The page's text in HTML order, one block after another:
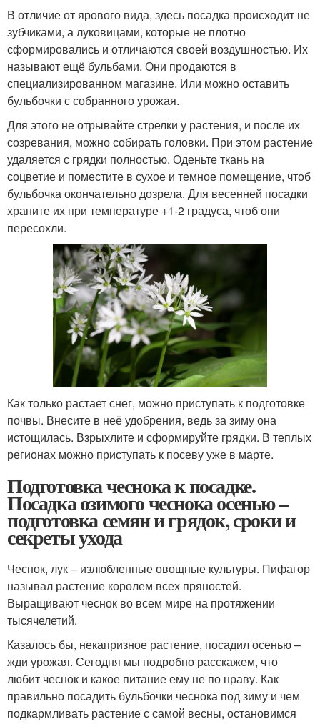
В отличие от ярового вида, здесь посадка происходит не
зубчиками, а луковицами, которые не плотно
сформировались и отличаются своей воздушностью. Их
называют ещё бульбами. Они продаются в
специализированном магазине. Или можно оставить
бульбочки с собранного урожая.
Для этого не отрывайте стрелки у растения, и после их
созревания, можно собирать головки. При этом растение
удаляется с грядки полностью. Оденьте ткань на
соцветие и поместите в сухое и темное помещение, чтоб
бульбочка окончательно дозрела. Для весенней посадки
храните их при температуре +1-2 градуса, чтоб они
пересохли.
Как только растает снег, можно приступать к подготовке
почвы. Внесите в неё удобрения, ведь за зиму она
истощилась. Взрыхлите и сформируйте грядки. В теплых
регионах можно приступать к посеву уже в марте.
Подготовка чеснока к посадке.
Посадка озимого чеснока осенью –
подготовка семян и грядок, сроки и
секреты ухода
Чеснок, лук – излюбленные овощные культуры. Пифагор
называл растение королем всех пряностей.
Выращивают чеснок во всем мире на протяжении
тысячелетий.
Казалось бы, некапризное растение, посадил осенью –
жди урожая. Сегодня мы подробно расскажем, что
любит чеснок и какое питание ему не по нраву. Как
правильно посадить бульбочки чеснока под зиму и чем
подкармливать растение с самой весны, остановимся